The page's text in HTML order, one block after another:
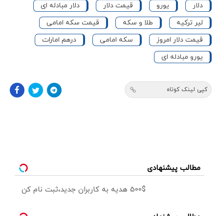
دلار یورو قیمت دلار
دلار مبادله ای
لیر ترکیه
طلا و سکه
قیمت سکه امامی
قیمت دلار امروز
سکه امامی
درهم امارات
یورو مبادله ای
کپی لینک کوتاه
مطالب پیشنهادی
500$ هدیه به کاربران جدید،ثبت نام کن